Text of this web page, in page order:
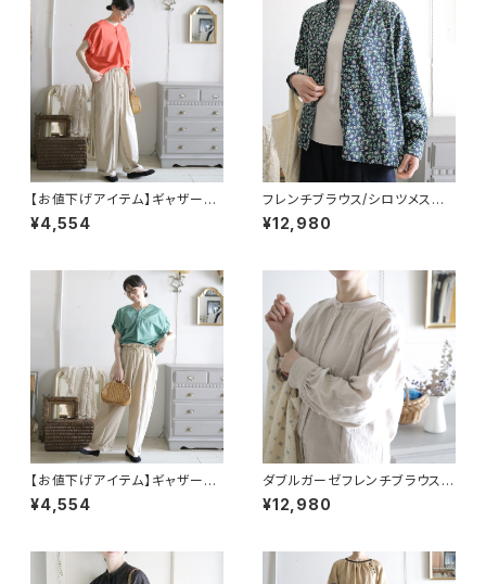
【お値下げアイテム】ギャザーブ
ラウス/ビンテージレッド
¥4,554
フレンチブラウス/シロツメスズ
ラン：ネイビー
¥12,980
【お値下げアイテム】ギャザーブ
ラウス/ビンテージグリーン
¥4,554
ダブルガーゼフレンチブラウス/
ライトベージュ
¥12,980